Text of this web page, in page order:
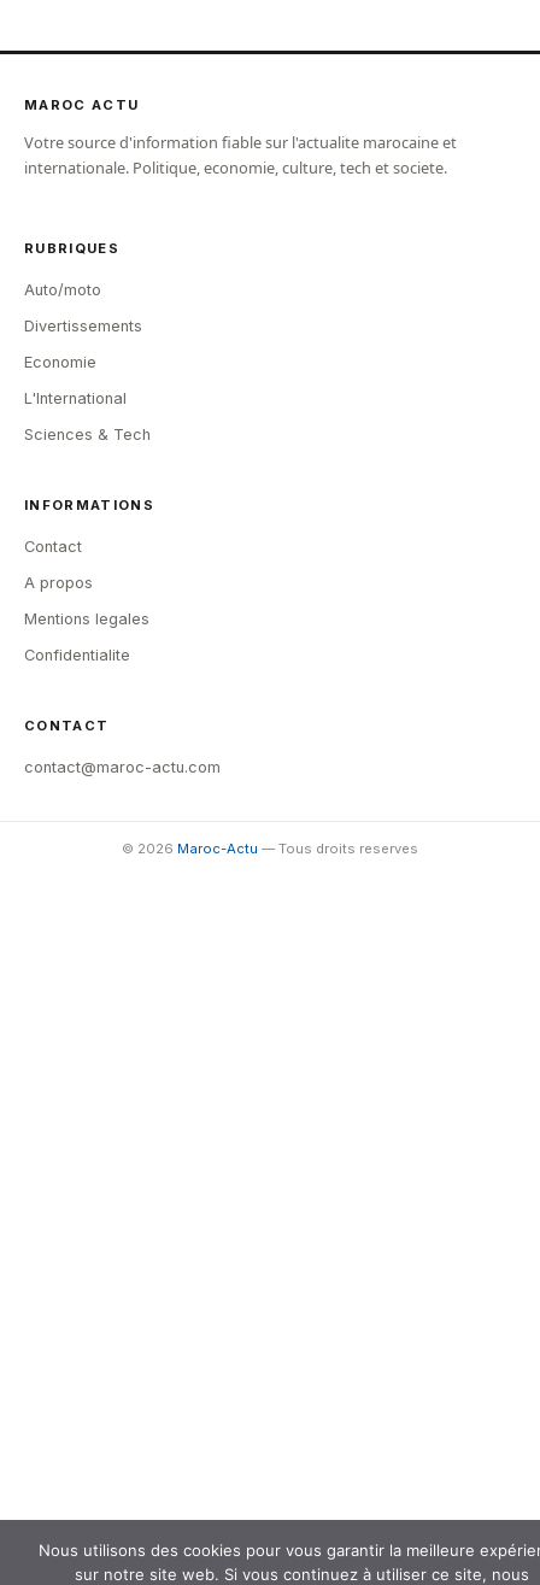
MAROC ACTU
Votre source d'information fiable sur l'actualite marocaine et
internationale. Politique, economie, culture, tech et societe.
RUBRIQUES
Auto/moto
Divertissements
Economie
L'International
Sciences & Tech
INFORMATIONS
Contact
A propos
Mentions legales
Confidentialite
CONTACT
contact@maroc-actu.com
© 2026 Maroc-Actu — Tous droits reserves
Nous utilisons des cookies pour vous garantir la meilleure
sur notre site web. Si vous continuez à utiliser ce site, nous